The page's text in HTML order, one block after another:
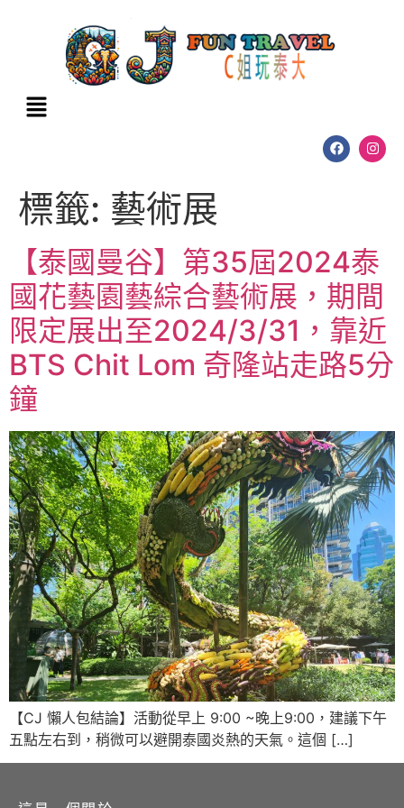
標籤: 藝術展
【泰國曼谷】第35屆2024泰
國花藝園藝綜合藝術展，期間
限定展出至2024/3/31，靠近
BTS Chit Lom 奇隆站走路5分
鐘
【CJ 懶人包結論】活動從早上 9:00 ~晚上9:00，建議下午
五點左右到，稍微可以避開泰國炎熱的天氣。這個 […]